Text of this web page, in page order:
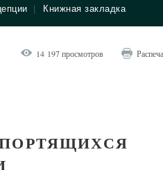
Книжная закладка
14 197 просмотров